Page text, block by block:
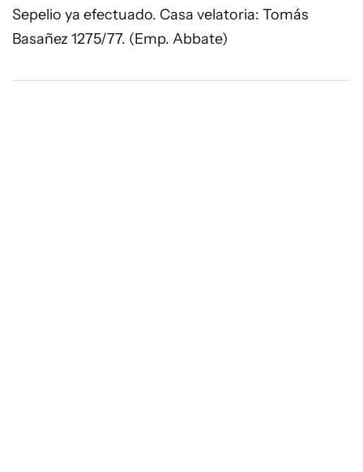
Sepelio ya efectuado. Casa velatoria: Tomás
Basañez 1275/77. (Emp. Abbate)